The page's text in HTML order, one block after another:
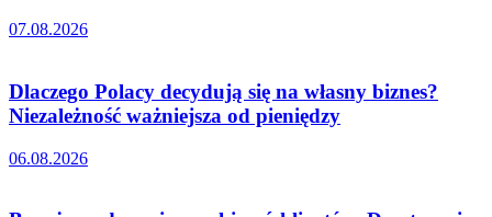
07.08.2026
Dlaczego Polacy decydują się na własny biznes?
Niezależność ważniejsza od pieniędzy
06.08.2026